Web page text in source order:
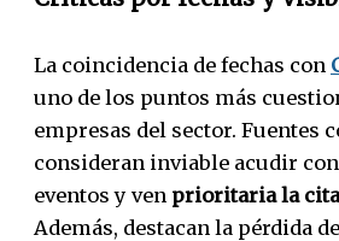
La coincidencia de fechas con
uno de los puntos más
empresas del sector. Fuentes
consideran inviable acudir
eventos y ven prioritaria la
Además, destacan la pérdida